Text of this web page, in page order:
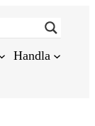
Handla